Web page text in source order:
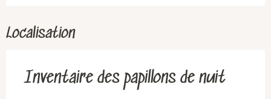
Localisation
Inventaire des papillons de nuit